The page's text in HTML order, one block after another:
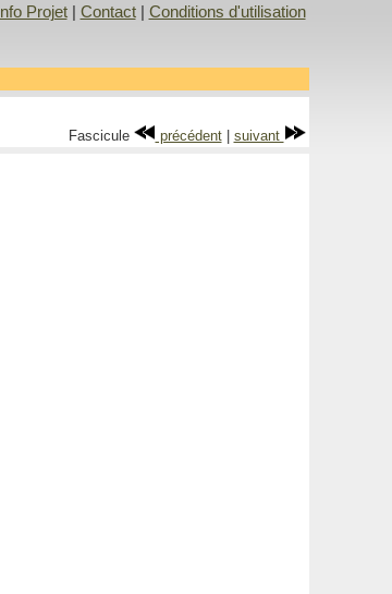
Info Projet| Contact| Conditions d'utilisation
Fascicule précédent| suivant